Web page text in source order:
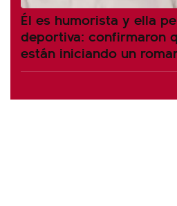
Él es humorista y ella
deportiva: confirmaron
están iniciando un